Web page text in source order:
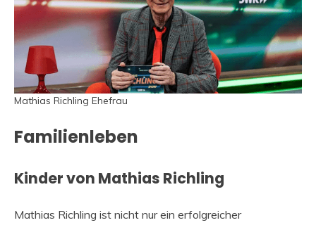
Mathias Richling Ehefrau
Familienleben
Kinder von Mathias Richling
Mathias Richling ist nicht nur ein erfolgreicher